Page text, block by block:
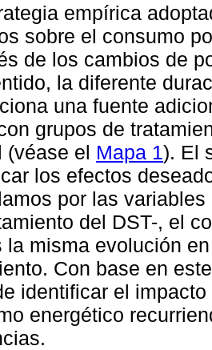
empírica
sobre el consumo
de los cambios de
la diferente
una fuente
grupos de
(véase el Mapa 1). El
los efectos
por las
del DST-, el
la misma evolución
Con base en
identificar el
energético